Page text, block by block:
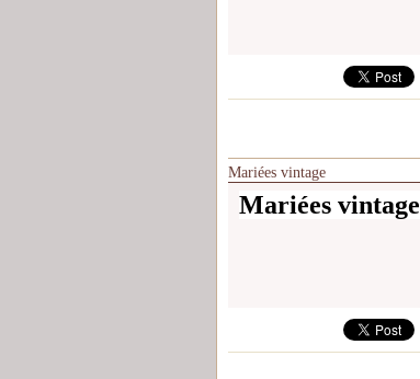
Mariées vintage
Mariées vintage